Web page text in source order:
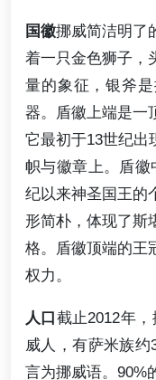
国徽挪威简洁明了
着一只金色狮子，
量的象征，银斧
器。盾徽上端是一
它最初于13世纪出
帜与徽章上。盾
纪以来神圣国王的
形简朴，体现了斯
格。盾徽顶端的王
权力。
人口截止2012年
威人，有萨米族
言为挪威语。90%